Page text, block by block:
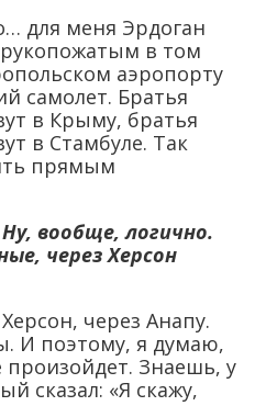
для меня Эрдоган
в том
аэропорту
самолет. Братья
в Крыму, братья
в Стамбуле. Так
прямым
Ну, вообще, логично.
через Херсон
через Анапу.
И поэтому, я думаю,
произойдет. Знаешь, у
сказал: «Я скажу,